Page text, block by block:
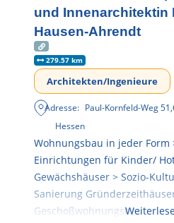
und Innenarchitektin
Hausen-Ahrendt
279.57 km
Architekten/Ingenieure
Adresse: Paul-Kornfeld-Weg 51,
Hessen
Wohnungsbau in jeder Form
Einrichtungen für Kinder/
Gewächshäuser > Sozio-
Sanierung
Geschoßwohnungsbau